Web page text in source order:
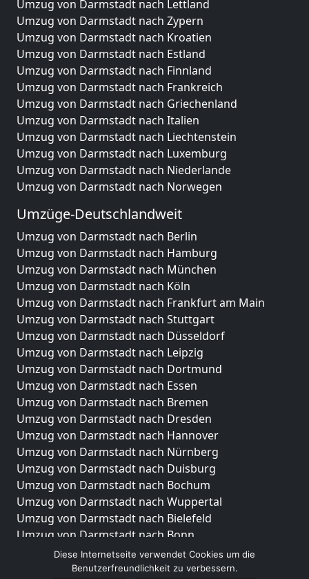
Umzug von Darmstadt nach Lettland
Umzug von Darmstadt nach Zypern
Umzug von Darmstadt nach Kroatien
Umzug von Darmstadt nach Estland
Umzug von Darmstadt nach Finnland
Umzug von Darmstadt nach Frankreich
Umzug von Darmstadt nach Griechenland
Umzug von Darmstadt nach Italien
Umzug von Darmstadt nach Liechtenstein
Umzug von Darmstadt nach Luxemburg
Umzug von Darmstadt nach Niederlande
Umzug von Darmstadt nach Norwegen
Umzüge-Deutschlandweit
Umzug von Darmstadt nach Berlin
Umzug von Darmstadt nach Hamburg
Umzug von Darmstadt nach München
Umzug von Darmstadt nach Köln
Umzug von Darmstadt nach Frankfurt am Main
Umzug von Darmstadt nach Stuttgart
Umzug von Darmstadt nach Düsseldorf
Umzug von Darmstadt nach Leipzig
Umzug von Darmstadt nach Dortmund
Umzug von Darmstadt nach Essen
Umzug von Darmstadt nach Bremen
Umzug von Darmstadt nach Dresden
Umzug von Darmstadt nach Hannover
Umzug von Darmstadt nach Nürnberg
Umzug von Darmstadt nach Duisburg
Umzug von Darmstadt nach Bochum
Umzug von Darmstadt nach Wuppertal
Umzug von Darmstadt nach Bielefeld
Umzug von Darmstadt nach Bonn
Umzug von Darmstadt nach Münster
Diese Internetseite verwendet Cookies um die
Benutzerfreundlichkeit zu verbessern.